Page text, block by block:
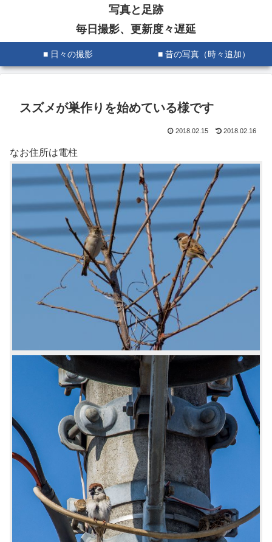
写真と足跡
毎日撮影、更新度々遅延
■ 日々の撮影 ■ 昔の写真（時々追加）
スズメが巣作りを始めている様です
2018.02.15 2018.02.16
なお住所は電柱